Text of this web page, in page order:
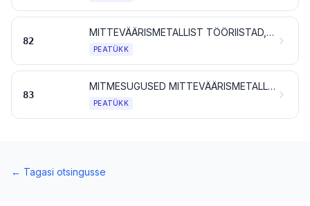
82
MITTEVÄÄRISMETALLIST TÖÖRIISTAD, TERARIISTAD, LUSIKAD JA KAHVLID; NENDE MITTEVÄÄRISMETALLIST OSAD
PEATÜKK
83
MITMESUGUSED MITTEVÄÄRISMETALLIST TOOTED
PEATÜKK
← Tagasi otsingusse